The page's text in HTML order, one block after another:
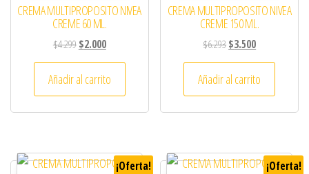
CREMA MULTIPROPOSITO NIVEA
CREME 60 ML.
$4.299El precio original era: $4.299.
$2.000El precio actual es: $2.000.
Añadir al carrito
CREMA MULTIPROPOSITO NIVEA
CREME 150 ML.
$6.293El precio original era:
$3.500El precio
Añadir al carrito
¡Oferta! ¡Oferta!